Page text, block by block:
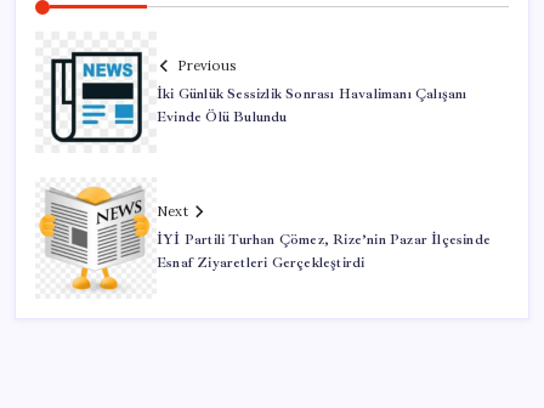
Previous
İki Günlük Sessizlik Sonrası Havalimanı Çalışanı
Evinde Ölü Bulundu
Next
İYİ Partili Turhan Çömez, Rize’nin Pazar İlçesinde
Esnaf Ziyaretleri Gerçekleştirdi